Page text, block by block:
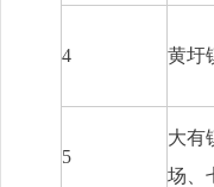
4 黄圩
5
大有
场、